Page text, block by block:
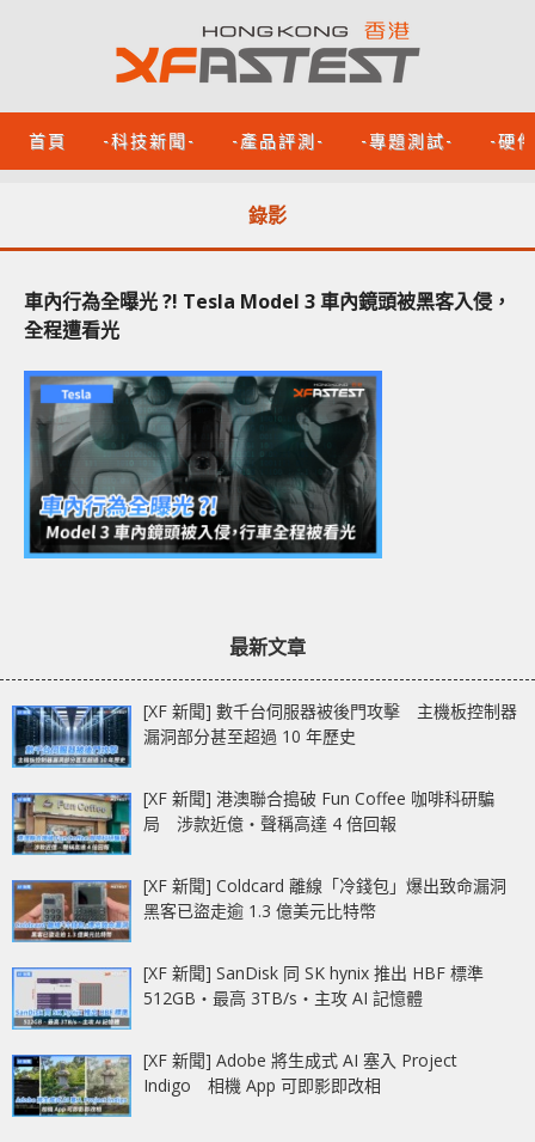
首頁 -科技新聞- -產品評測- -專題測試- -硬
錄影
車內行為全曝光 ?! Tesla Model 3 車內鏡頭被黑客入侵，
全程遭看光
最新文章
[XF 新聞] 數千台伺服器被後門攻擊 主機板控制器
漏洞部分甚至超過 10 年歷史
[XF 新聞] 港澳聯合搗破 Fun Coffee 咖啡科研騙
局 涉款近億‧聲稱高達 4 倍回報
[XF 新聞] Coldcard 離線「冷錢包」爆出致命漏洞
黑客已盜走逾 1.3 億美元比特幣
[XF 新聞] SanDisk 同 SK hynix 推出 HBF 標準
512GB‧最高 3TB/s‧主攻 AI 記憶體
[XF 新聞] Adobe 將生成式 AI 塞入 Project
Indigo 相機 App 可即影即改相